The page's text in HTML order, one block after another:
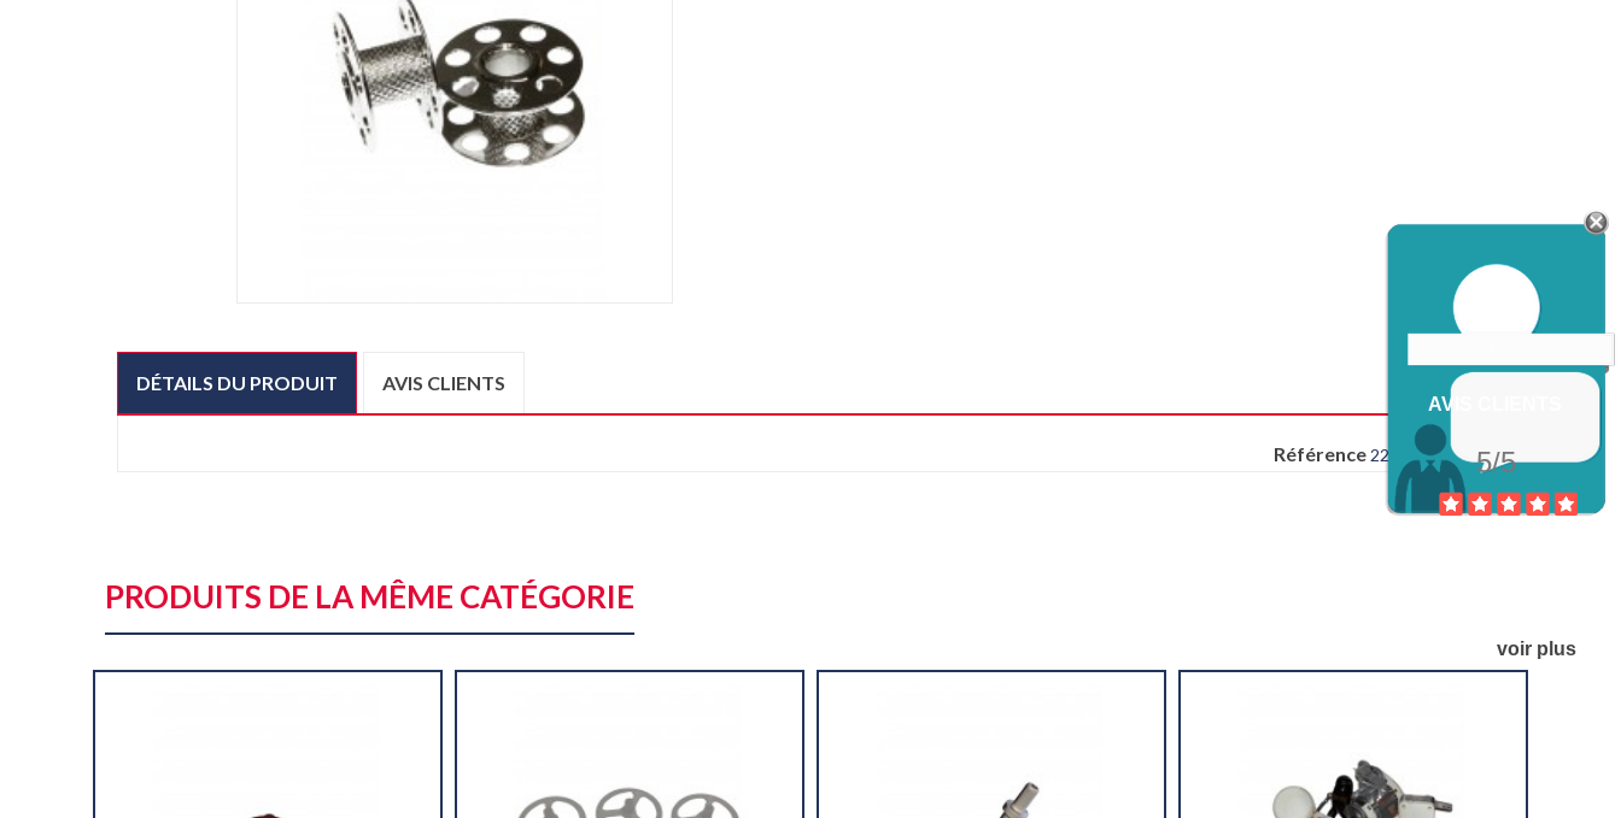
DÉTAILS DU PRODUIT AVIS CLIENTS
Référence 22/72/1001
PRODUITS DE LA MÊME CATÉGORIE
AVIS CLIENTS
5/5
voir plus